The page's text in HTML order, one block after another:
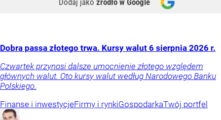
Dobra passa złotego trwa. Kursy walut 6 sierpnia 2026 r.
Czwartek przynosi dalsze umocnienie złotego względem
głównych walut. Oto kursy walut według Narodowego Banku
Polskiego.
Finanse i inwestycjeFirmy i rynkiGospodarkaTwój portfel